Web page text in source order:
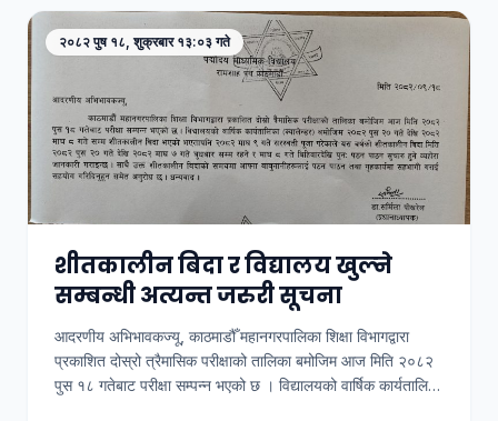
२०८२ पुष १८, शुक्रबार १३:०३ गते
शीतकालीन बिदा र विद्यालय खुल्ने
सम्बन्धी अत्यन्त जरुरी सूचना
आदरणीय अभिभावकज्यू, काठमाडौँ महानगरपालिका शिक्षा विभागद्वारा
प्रकाशित दोस्रो त्रैमासिक परीक्षाको तालिका बमोजिम आज मिति २०८२
पुस १८ गतेबाट परीक्षा सम्पन्न भएको छ । विद्यालयको वार्षिक कार्यतालिका